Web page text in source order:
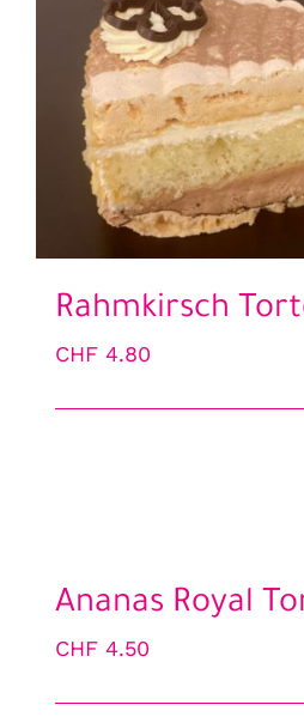
Rahmkirsch
CHF 4.80
Ananas Royal
CHF 4.50